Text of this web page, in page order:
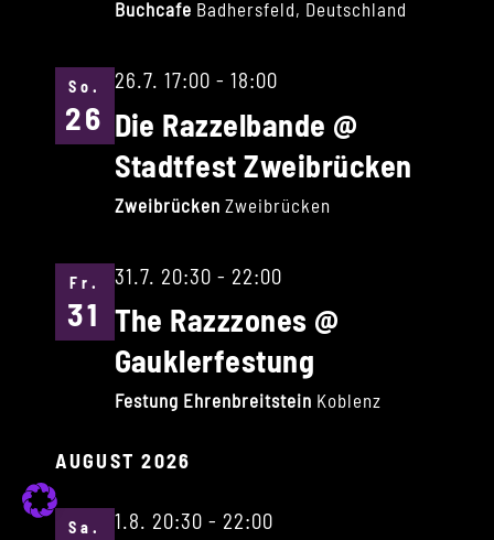
Buchcafe Badhersfeld, Deutschland
So.
26
26.7. 17:00 - 18:00
Die Razzelbande @
Stadtfest Zweibrücken
Zweibrücken Zweibrücken
Fr.
31
31.7. 20:30 - 22:00
The Razzzones @
Gauklerfestung
Festung Ehrenbreitstein Koblenz
AUGUST 2026
Sa. 1.8. 20:30 - 22:00